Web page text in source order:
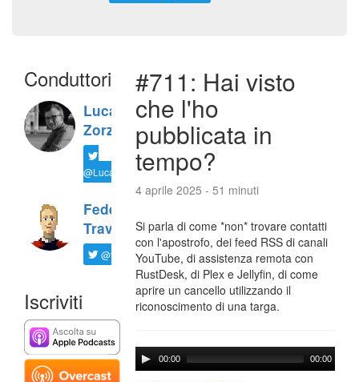
Conduttori
Luca
Zorzi
@LucaTNT
Federico
Travaini
@ftrava
Iscriviti
#711: Hai visto
che l'ho
pubblicata in
tempo?
4 aprile 2025 - 51 minuti
Si parla di come *non* trovare contatti
con l'apostrofo, dei feed RSS di canali
YouTube, di assistenza remota con
RustDesk, di Plex e Jellyfin, di come
aprire un cancello utilizzando il
riconoscimento di una targa.
00:00 00:00